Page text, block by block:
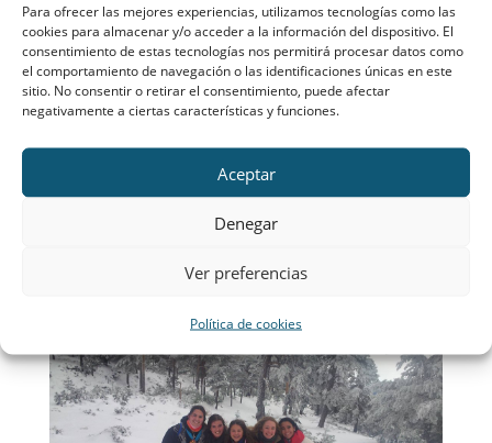
Para ofrecer las mejores experiencias, utilizamos tecnologías como las
cookies para almacenar y/o acceder a la información del dispositivo. El
consentimiento de estas tecnologías nos permitirá procesar datos como
el comportamiento de navegación o las identificaciones únicas en este
sitio. No consentir o retirar el consentimiento, puede afectar
negativamente a ciertas características y funciones.
Aceptar
Denegar
Ver preferencias
Política de cookies
reunión por patrullas y las de 1º de Bachillerato
formación de futuras jefas.
A las 8 nos fuimos a casa con muchas ganas de
pañoleta roja de 1º de Bto